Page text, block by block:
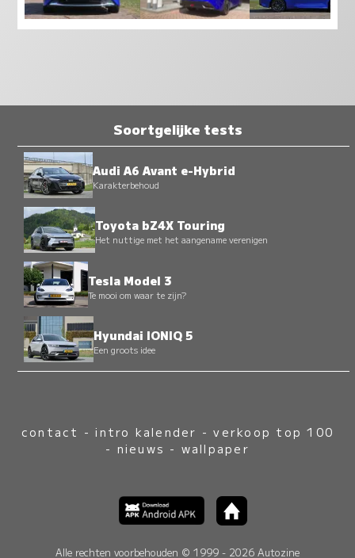
Soortgelijke tests
Audi A6 Avant e-Hybrid
Karakterbehoud
Toyota bZ4X Touring
Het nuttige met het aangename verenigen
Tesla Model 3
Te mooi om waar te zijn?
Hyundai IONIQ 5
Een groots idee
contact -intro kalender -verkoop top 100
- nieuws - wallpaper
Alle rechten voorbehouden © 1999 - 2026 Autozine